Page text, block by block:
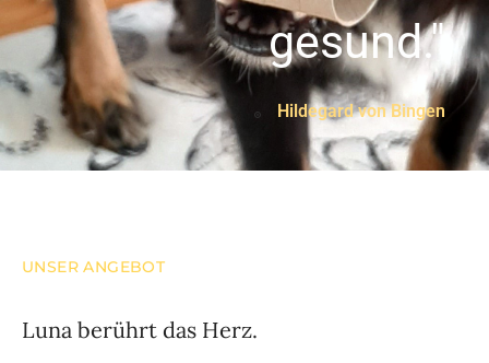
gesund."
Hildegard von Bingen
UNSER ANGEBOT
Luna berührt das Herz.